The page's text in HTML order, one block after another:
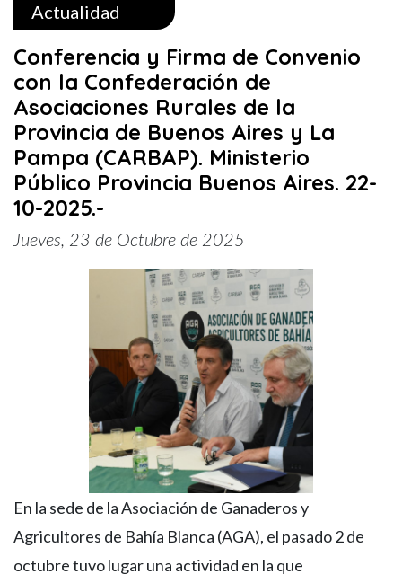
Actualidad
Conferencia y Firma de Convenio
con la Confederación de
Asociaciones Rurales de la
Provincia de Buenos Aires y La
Pampa (CARBAP). Ministerio
Público Provincia Buenos Aires. 22-
10-2025.-
Jueves, 23 de Octubre de 2025
En la sede de la Asociación de Ganaderos y
Agricultores de Bahía Blanca (AGA), el pasado 2 de
octubre tuvo lugar una actividad en la que